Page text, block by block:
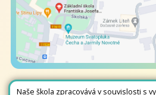
Naše škola zpracovává v souvislosti s